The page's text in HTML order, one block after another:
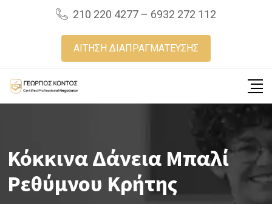
210 220 4277 – 6932 272 112
ΑΙΤΗΣΗ ΔΙΑΠΡΑΓΜΑΤΕΥΣΗΣ
Κόκκινα Δάνεια Μπαλί
Ρεθύμνου Κρήτης